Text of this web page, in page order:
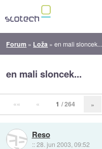
Forum » Loža »en mali sloncek...
en mali sloncek...
«« « 1 / 264 »
Reso
::28. jun 2003, 09:52